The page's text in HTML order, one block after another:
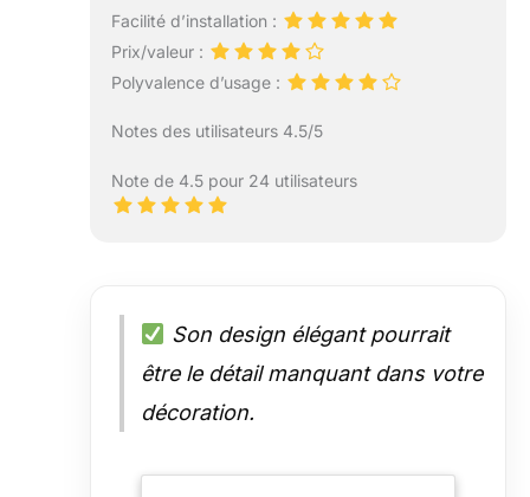
Facilité d’installation :
Prix/valeur :
Polyvalence d’usage :
Notes des utilisateurs 4.5/5
Note de 4.5 pour 24 utilisateurs
Son design élégant pourrait
être le détail manquant dans votre
décoration.